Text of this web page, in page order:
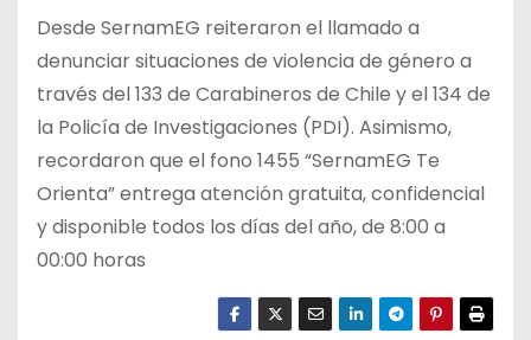
Desde SernamEG reiteraron el llamado a
denunciar situaciones de violencia de género a
través del 133 de Carabineros de Chile y el 134 de
la Policía de Investigaciones (PDI). Asimismo,
recordaron que el fono 1455 “SernamEG Te
Orienta” entrega atención gratuita, confidencial
y disponible todos los días del año, de 8:00 a
00:00 horas